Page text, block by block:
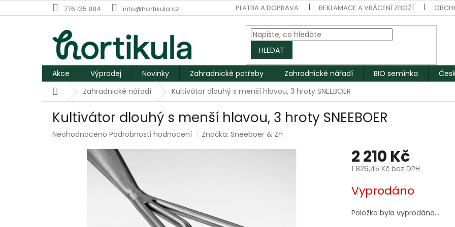
na
776 135 884 info@hortikula.cz PLATBA A DOPRAVA REKLAMACE A VRÁCENÍ ZBOŽÍ
HLEDAT
Akce Výprodej Novinky Zahradnické potřeby Zahradnické nářadí BIO semínka
DomůZahradnické nářadí Kultivátor dlouhý s menší hlavou, 3 hroty SNEEBOER
Kultivátor dlouhý s menší hlavou, 3 hroty SNEEBOER
Průměrné
Neohodnoceno Podrobnosti hodnocení Značka:Sneeboer & Zn
2 210 Kč
1 826,45 Kč bez DPH
cena:
Vyprodáno
Položka byla vyprodána…